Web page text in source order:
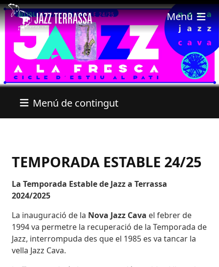
Vés al contingut
Menú
Menú de contingut
TEMPORADA ESTABLE 24/25
La Temporada Estable de Jazz a Terrassa
2024/2025
La inauguració de la Nova Jazz Cava el febrer de
1994 va permetre la recuperació de la Temporada de
Jazz, interrompuda des que el 1985 es va tancar la
vella Jazz Cava.